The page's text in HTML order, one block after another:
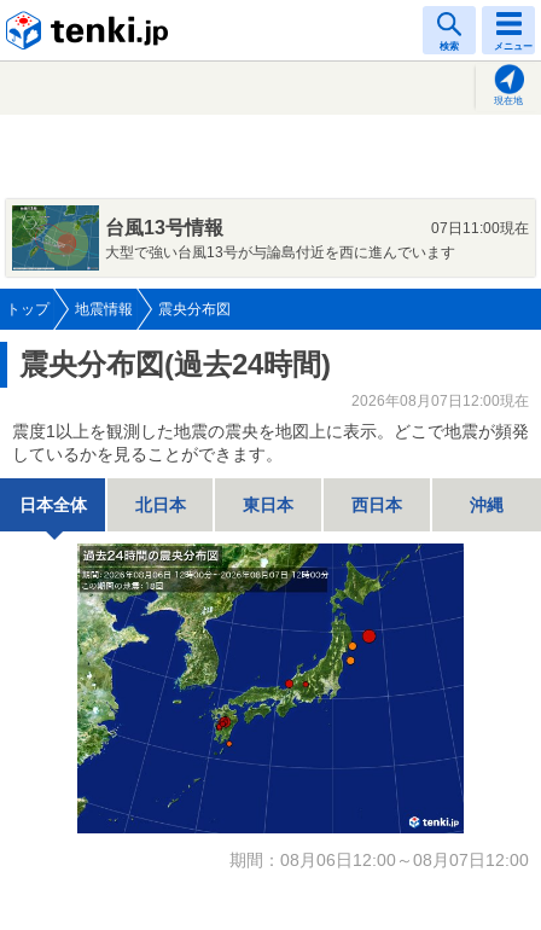
検索 メニュー
現在地
台風13号情報
07日11:00現在
大型で強い台風13号が与論島付近を西に進んでいます
トップ 地震情報 震央分布図
震央分布図(過去24時間)
2026年08月07日12:00現在
震度1以上を観測した地震の震央を地図上に表示。どこで地震が頻発
しているかを見ることができます。
日本全体 北日本 東日本 西日本 沖縄
期間：08月06日12:00～08月07日12:00